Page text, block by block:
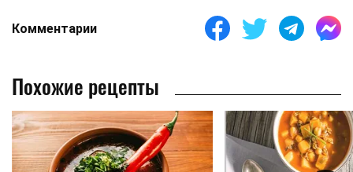
Комментарии
Похожие рецепты